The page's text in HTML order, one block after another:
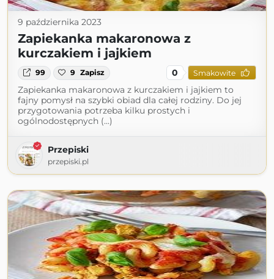
9 października 2023
Zapiekanka makaronowa z
kurczakiem i jajkiem
99 9 Zapisz 0 Smakowite
Zapiekanka makaronowa z kurczakiem i jajkiem to
fajny pomysł na szybki obiad dla całej rodziny. Do jej
przygotowania potrzeba kilku prostych i
ogólnodostępnych (...)
Przepiski
przepiski.pl